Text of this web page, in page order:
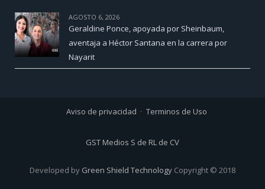
AGOSTO 6, 2026
Geraldine Ponce, apoyada por Sheinbaum,
aventaja a Héctor Santana en la carrera por
Nayarit
Aviso de privacidad Terminos de Uso
GST Medios S de RL de CV
Developed by Green Shield Technology Copyright © 2018